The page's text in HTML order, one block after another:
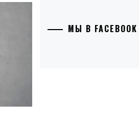
МЫ В FACEBOOK